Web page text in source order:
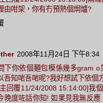
由咁架，你有冇預熱個焗爐?
2008年11月24日 下午8:34
下你依個麵包模係幾多gram o
吾知啱吾啱呢?我好想試下依個
回覆11/24/2008 15:14:00]我
晚度咗話你知! 如果見我無反